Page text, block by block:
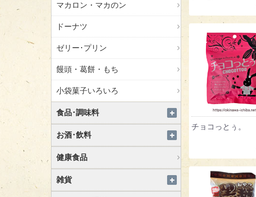
マカロン・マカのン
ドーナツ
ゼリー･プリン
饅頭・葛餅・もち
小袋菓子いろいろ
食品･調味料
お酒･飲料
健康食品
雑貨
チョコっとぅ。